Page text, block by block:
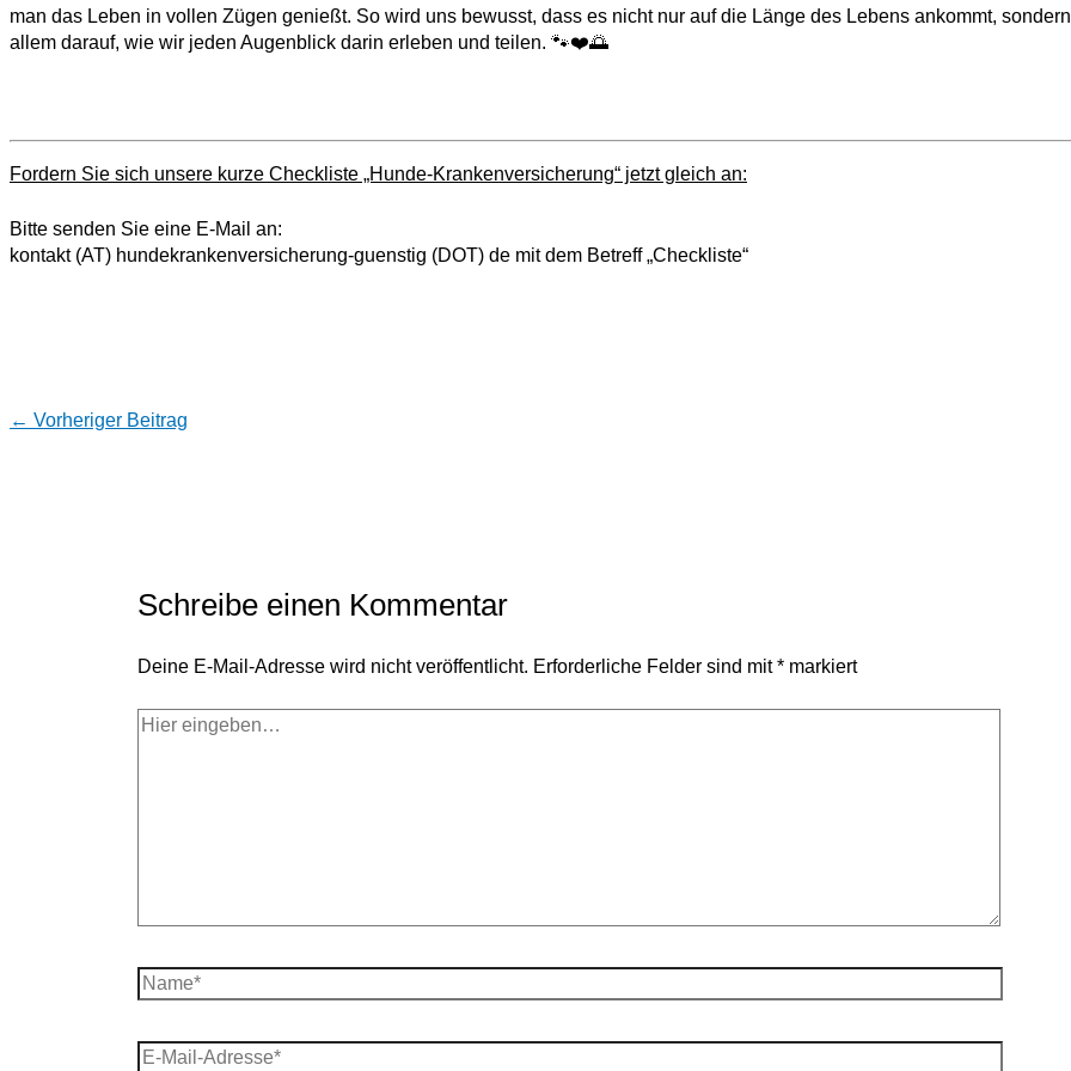
man das Leben in vollen Zügen genießt. So wird uns bewusst, dass es nicht nur auf die Länge des Lebens ankommt,
allem darauf, wie wir jeden Augenblick darin erleben und teilen. 🐾❤️🌅
Fordern Sie sich unsere kurze Checkliste „Hunde-Krankenversicherung“ jetzt gleich an:
Bitte senden Sie eine E-Mail an:
kontakt (AT) hundekrankenversicherung-guenstig (DOT) de mit dem Betreff „Checkliste“
← Vorheriger Beitrag
Schreibe einen Kommentar
Deine E-Mail-Adresse wird nicht veröffentlicht. Erforderliche Felder sind mit*markiert
Hier
Name*
E-